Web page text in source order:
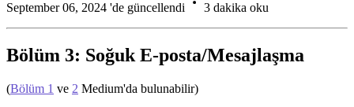
September 06, 2024 'de güncellendi 3 dakika oku
Bölüm 3: Soğuk E-posta/Mesajlaşma
(Bölüm 1 ve 2 Medium'da bulunabilir)